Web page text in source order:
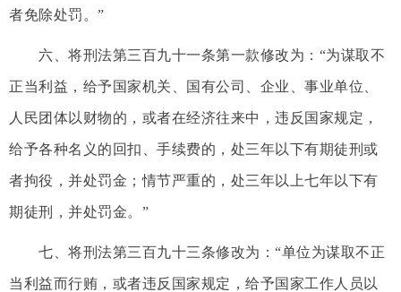
者免除处罚。”
六、将刑法第三百九十一条第一款修改为：“为谋取不
正当利益，给予国家机关、国有公司、企业、事业单位、
人民团体以财物的，或者在经济往来中，违反国家规定，
给予各种名义的回扣、手续费的，处三年以下有期徒刑或
者拘役，并处罚金；情节严重的，处三年以上七年以下有
期徒刑，并处罚金。”
七、将刑法第三百九十三条修改为：“单位为谋取不正
当利益而行贿，或者违反国家规定，给予国家工作人员以